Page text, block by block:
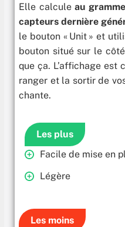
Elle calculeau
capteurs dernière
le bouton « Unit » et
bouton situé sur le
que ça. L’affichage est
ranger et la sortir de
chante.
Les plus
Facile de mise en
Légère
Les moins